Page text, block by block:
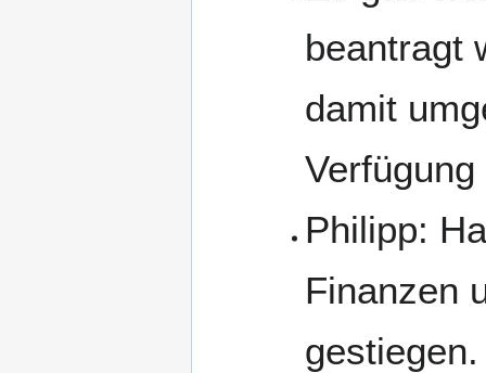
beantragt
damit
Philipp:
Finanzen